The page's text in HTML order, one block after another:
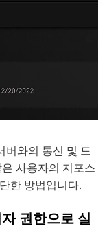
버와의 통신 및 드
사용자의 지포스
한 방법입니다.
권한으로 실